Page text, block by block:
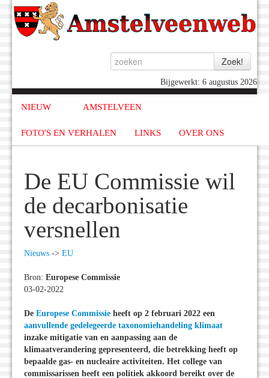
Bijgewerkt: 6 augustus 2026
NIEUW AMSTELVEEN
FOTO'S EN VERHALEN LINKS OVER ONS
De EU Commissie wil
de decarbonisatie
versnellen
Nieuws -> EU
Bron: Europese Commissie
03-02-2022
De Europese Commissie heeft op 2 februari 2022 een
aanvullende gedelegeerde taxonomiehandeling klimaat
inzake mitigatie van en aanpassing aan de
klimaatverandering gepresenteerd, die betrekking heeft op
bepaalde gas- en nucleaire activiteiten. Het college van
commissarissen heeft een politiek akkoord bereikt over de